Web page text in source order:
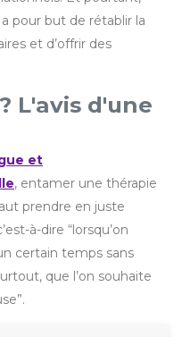
pour but de rétablir la
et d’offrir des
L'avis d'une
et
, entamer une thérapie
prendre en juste
à-dire “lorsqu’on
certain temps sans
que l’on souhaite